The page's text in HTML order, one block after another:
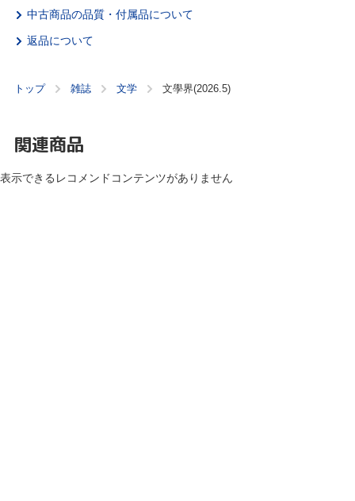
中古商品の品質・付属品について
返品について
トップ 雑誌 文学 文學界(2026.5)
関連商品
表示できるレコメンドコンテンツがありません